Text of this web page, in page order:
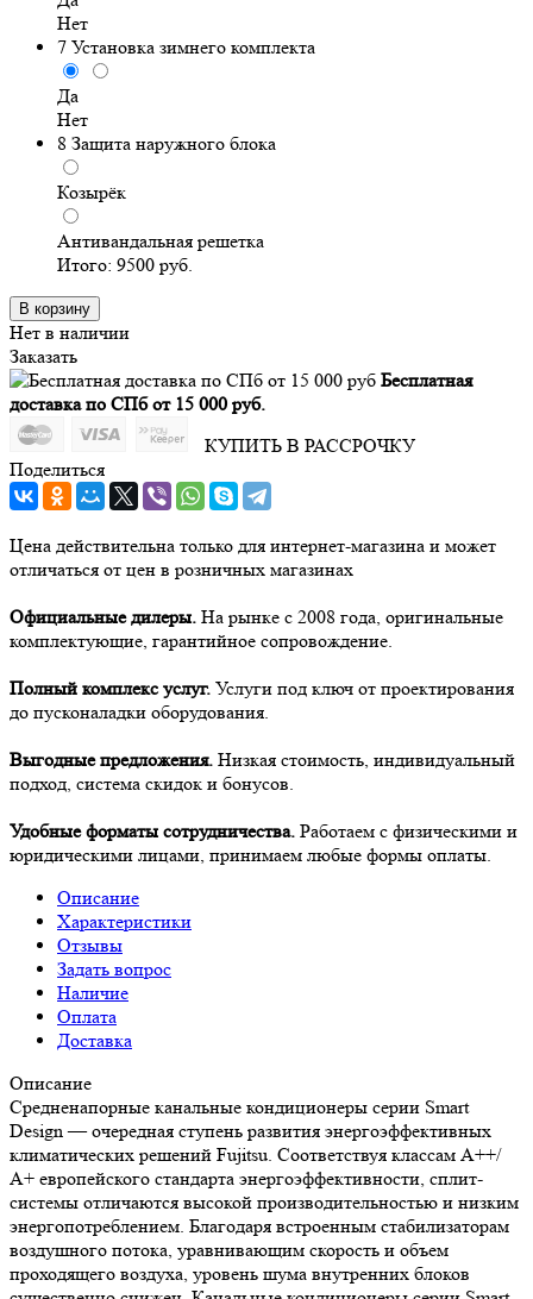
Нет
7 Установка зимнего комплекта
Да
Нет
8 Защита наружного блока
Козырёк
Антивандальная решетка
Итого: 9500 руб.
В корзину
Нет в наличии
Заказать
Бесплатная
доставка по СПб от 15 000 руб.
КУПИТЬ В РАССРОЧКУ
Поделиться
Цена действительна только для интернет-магазина и может
отличаться от цен в розничных магазинах
Официальные дилеры. На рынке с 2008 года, оригинальные
комплектующие, гарантийное сопровождение.
Полный комплекс услуг. Услуги под ключ от проектирования
до пусконаладки оборудования.
Выгодные предложения. Низкая стоимость, индивидуальный
подход, система скидок и бонусов.
Удобные форматы сотрудничества. Работаем с физическими и
юридическими лицами, принимаем любые формы оплаты.
Описание
Характеристики
Отзывы
Задать вопрос
Наличие
Оплата
Доставка
Описание
Средненапорные канальные кондиционеры серии Smart
Design — очередная ступень развития энергоэффективных
климатических решений Fujitsu. Соответствуя классам А++/
А+ европейского стандарта энергоэффективности, сплит-
системы отличаются высокой производительностью и низким
энергопотреблением. Благодаря встроенным стабилизаторам
воздушного потока, уравнивающим скорость и объем
проходящего воздуха, уровень шума внутренних блоков